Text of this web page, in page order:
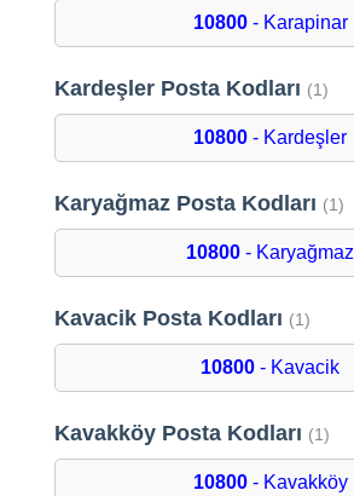
10800- Karapinar
Kardeşler Posta Kodları (1)
10800 - Kardeşler
Karyağmaz Posta Kodları (1)
10800 - Karyağmaz
Kavacik Posta Kodları (1)
10800 - Kavacik
Kavakköy Posta Kodları (1)
10800- Kavakköy